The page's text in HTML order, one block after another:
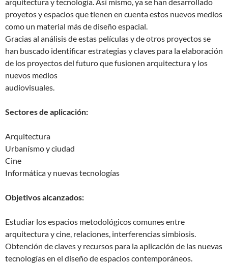
arquitectura y tecnología. Así mismo, ya se han desarrollado
proyetos y espacios que tienen en cuenta estos nuevos medios
como un material más de diseño espacial.
Gracias al análisis de estas películas y de otros proyectos se
han buscado identificar estrategias y claves para la elaboración
de los proyectos del futuro que fusionen arquitectura y los
nuevos medios
audiovisuales.
Sectores de aplicación:
Arquitectura
Urbanísmo y ciudad
Cine
Informática y nuevas tecnologías
Objetivos alcanzados:
Estudiar los espacios metodológicos comunes entre
arquitectura y cine, relaciones, interferencias simbiosis.
Obtención de claves y recursos para la aplicación de las nuevas
tecnologías en el diseño de espacios contemporáneos.